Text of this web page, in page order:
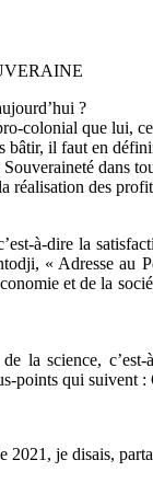
?
colonial que lui,
bâtir, il faut en
dans
réalisation des
à-dire la
« Adresse
et de la
la science,
qui
je disais,